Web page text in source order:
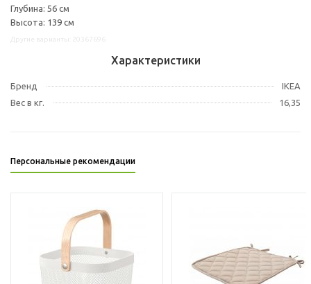
Глубина: 56 см
Высота: 139 см
Характеристики
Бренд
IKEA
Вес в кг.
16,35
Персональные рекомендации